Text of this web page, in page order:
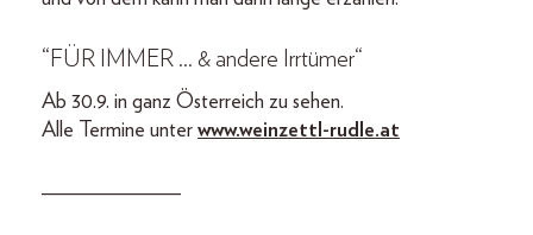
“FÜR IMMER … & andere Irrtümer“
Ab 30.9. in ganz Österreich zu sehen.
Alle Termine unter www.weinzettl-rudle.at
_____________